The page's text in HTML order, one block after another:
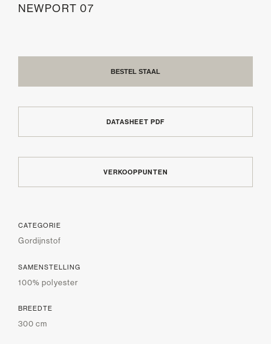
NEWPORT 07
BESTEL STAAL
DATASHEET PDF
VERKOOPPUNTEN
CATEGORIE
Gordijnstof
SAMENSTELLING
100% polyester
BREEDTE
300 cm